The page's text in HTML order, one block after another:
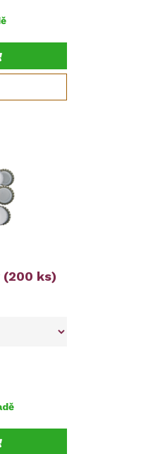
(200 ks)